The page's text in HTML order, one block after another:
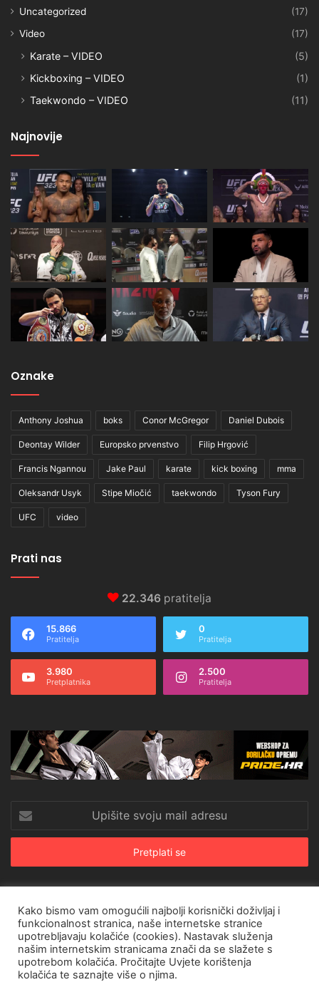
Uncategorized
(17)
Video
(17)
Karate – VIDEO
(5)
Kickboxing – VIDEO
(1)
Taekwondo – VIDEO
(11)
Najnovije
Oznake
Anthony Joshua boks Conor McGregor Daniel Dubois
Deontay Wilder Europsko prvenstvo Filip Hrgović
Francis Ngannou Jake Paul karate kick boxing mma
Oleksandr Usyk Stipe Miočić taekwondo Tyson Fury
UFC video
Prati nas
22.346 pratitelja
15.866
Pratitelja
0
Pratitelja
3.980
Pretplatnika
2.500
Pratitelja
svoju
mail
© Copyright 2026, All Rights Reserved |CroRing Magazin
Naslovnica
Arhiva Pravila o privatnosti Impressum SHOP
Facebook
Twitter
Kako bismo vam omogućili najbolji korisnički doživljaj i
funkcionalnost stranica, naše internetske stranice
upotrebljavaju kolačiće (cookies). Nastavak služenja
našim internetskim stranicama znači da se slažete s
upotrebom kolačića. Pročitajte Uvjete korištenja
kolačića te saznajte više o njima.